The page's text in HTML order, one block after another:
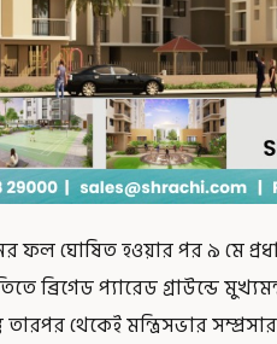
ফল ঘোষিত হওয়ার পর ৯ মে
ব্রিগেড প্যারেড গ্রাউন্ডে
থেকেই মন্ত্রিসভার